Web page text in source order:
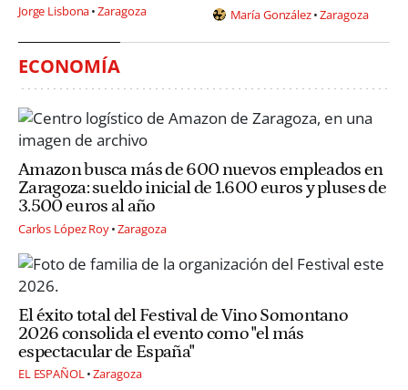
Jorge Lisbona Zaragoza María González Zaragoza
ECONOMÍA
Amazon busca más de 600 nuevos empleados en
Zaragoza: sueldo inicial de 1.600 euros y pluses de
3.500 euros al año
Carlos López Roy Zaragoza
El éxito total del Festival de Vino Somontano
2026 consolida el evento como "el más
espectacular de España"
EL ESPAÑOL Zaragoza